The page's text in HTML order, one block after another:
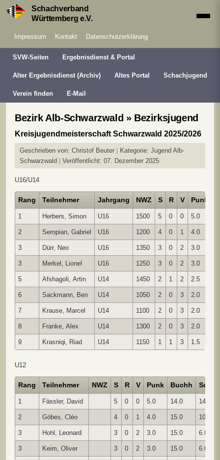
Schachverband
Württemberg e.V.
Impressum Kontakt Datenschutzerklärung
SVW-Seiten Ergebnisdienst & Portal
Alter Ergebnisdienst (Archiv) Altes Portal Schachjugend
Verein finden E-Mail
Bezirk Alb-Schwarzwald » Bezirksjugend
Kreisjugendmeisterschaft Schwarzwald 2025/2026
Geschrieben von: Christof Beuter Kategorie: Jugend Alb-
Schwarzwald
Veröffentlicht: 07. Dezember 2025
U16/U14
Rang Teilnehmer Jahrgang NWZ S R V Punk
1 Herbers, Simon U16 1500 5 0 0 5.0
2 Seropian, Gabriel U16 1200 4 0 1 4.0
3 Dürr, Neo U16 1350 3 0 2 3.0
3 Merkel, Lionel U16 1250 3 0 2 3.0
5 Afshagoli, Artin U14 1450 2 1 2 2.5
6 Sackmann, Ben U14 1050 2 0 3 2.0
7 Krause, Marcel U14 1100 2 0 3 2.0
8 Franke, Alex U14 1300 2 0 3 2.0
9 Krasniqi, Riad U14 1150 1 1 3 1.5
U12
Rang Teilnehmer NWZ S R V Punk Buchh
1 Fässler, David 5 0 0 5.0 14.0 14.00
2 Göbes, Cléo 4 0 1 4.0 15.0 10.00
3 Hohl, Leonard 3 0 2 3.0 15.0 6.00
3 Keim, Oliver 3 0 2 3.0 15.0 6.00